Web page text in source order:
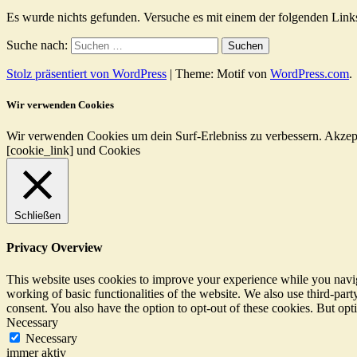
Es wurde nichts gefunden. Versuche es mit einem der folgenden
Suche nach:
Stolz präsentiert von WordPress | Theme: Motif von WordPress.com.
Wir verwenden Cookies
Wir verwenden Cookies um dein Surf-Erlebniss zu verbessern.
[cookie_link] und Cookies
Schließen
Privacy Overview
This website uses cookies to improve your experience while you
working of basic functionalities of the website. We also use third-
consent. You also have the option to opt-out of these cookies. But
Necessary
Necessary
immer aktiv